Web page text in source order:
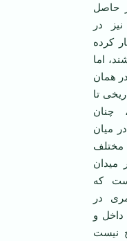
حاصل
در‌‌
کرده
اما
همان
تا
چنان
میان
مختلف
میدان
که
در
داخل و
نیست